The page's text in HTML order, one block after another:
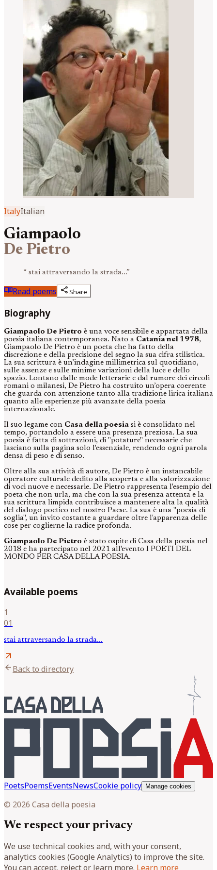
ItalyItalian
Giampaolo
De Pietro
“ stai attraversando la strada...”
menu_bookRead poems shareShare
Biography
Giampaolo De Pietro è una voce sensibile e appartata della
poesia italiana contemporanea. Nato a Catania nel 1978,
Giampaolo De Pietro è un poeta che ha fatto della
discrezione e della precisione del segno la sua cifra stilistica.
La sua scrittura è un’indagine millimetrica sul quotidiano,
sulle assenze e sulle minime variazioni della luce e dello
spazio. Lontano dalle mode letterarie e dal rumore dei circoli
romani o milanesi, De Pietro ha costruito un’opera coerente
che guarda con attenzione tanto alla tradizione lirica italiana
quanto alle esperienze più avanzate della poesia
internazionale.
Il suo legame con Casa della poesia si è consolidato nel
tempo, portandolo a essere una presenza preziosa. La sua
poesia è fatta di sottrazioni, di "potature" necessarie che
lasciano sulla pagina solo l'essenziale, rendendo ogni parola
densa di peso e di senso.
Oltre alla sua attività di autore, De Pietro è un instancabile
operatore culturale dedito alla scoperta e alla valorizzazione
di voci nuove e necessarie. De Pietro rappresenta l'esempio del
poeta che non urla, ma che con la sua presenza attenta e la
sua scrittura limpida contribuisce a mantenere alta la qualità
del dialogo poetico nel nostro Paese. La sua è una "poesia di
soglia", un invito costante a guardare oltre l'apparenza delle
cose per coglierne la radice profonda.
Giampaolo De Pietro è stato ospite di Casa della poesia nel
2018 e ha partecipato nel 2021 all'evento I POETI DEL
MONDO PER CASA DELLA POESIA.
Available poems
1
01
stai attraversando la strada...
arrow_outward
arrow_backBack to directory
PoetsPoemsEventsNewsCookie policy Manage cookies
© 2026 Casa della poesia
We respect your privacy
We use technical cookies and, with your consent,
analytics cookies (Google Analytics) to improve the site.
You can accept, reject or learn more. Learn more